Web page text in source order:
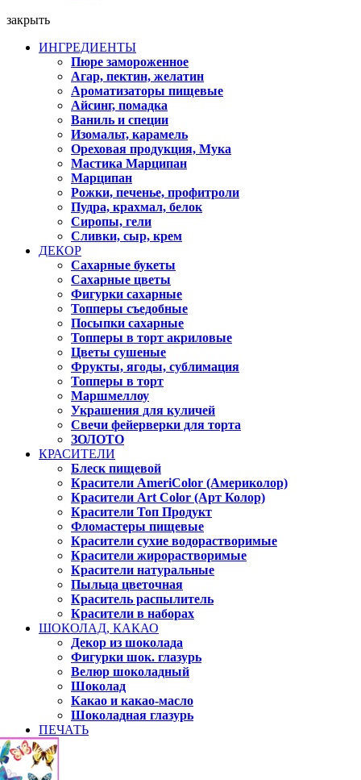
закрыть
ИНГРЕДИЕНТЫ
Пюре замороженное
Агар, пектин, желатин
Ароматизаторы пищевые
Айсинг, помадка
Ваниль и специи
Изомальт, карамель
Ореховая продукция, Мука
Мастика Марципан
Марципан
Рожки, печенье, профитроли
Пудра, крахмал, белок
Сиропы, гели
Сливки, сыр, крем
ДЕКОР
Сахарные букеты
Сахарные цветы
Фигурки сахарные
Топперы съедобные
Посыпки сахарные
Топперы в торт акриловые
Цветы сушеные
Фрукты, ягоды, сублимация
Топперы в торт
Маршмеллоу
Украшения для куличей
Свечи фейерверки для торта
ЗОЛОТО
КРАСИТЕЛИ
Блеск пищевой
Красители AmeriColor (Америколор)
Красители Art Color (Арт Колор)
Красители Топ Продукт
Фломастеры пищевые
Красители сухие водорастворимые
Красители жирорастворимые
Красители натуральные
Пыльца цветочная
Краситель распылитель
Красители в наборах
ШОКОЛАД, КАКАО
Декор из шоколада
Фигурки шок. глазурь
Велюр шоколадный
Шоколад
Какао и какао-масло
Шоколадная глазурь
ПЕЧАТЬ